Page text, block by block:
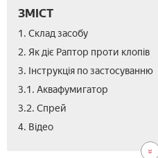
ЗМІСТ
1. Склад засобу
2. Як діє Раптор проти клопів
3. Інструкція по застосуванню
3.1. Аквафумигатор
3.2. Спрей
4. Відео